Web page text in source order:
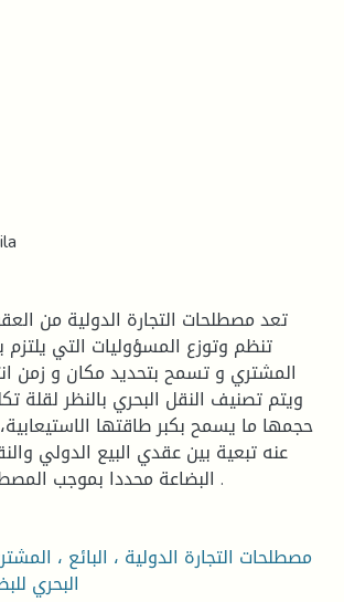
تعد مصطلحات التجارة الدولية من
تنظم وتوزع المسؤوليات التي
المشتري و تسمح بتحديد مكان و زمن
ويتم تصنيف النقل البحري بالنظر لقلة
حجمها ما يسمح بكبر طاقتها
عنه تبعية بين عقدي البيع الدولي
البضاعة محددا بموجب المصطلح التجاري الدولي .
مصطلحات التجارة الدولية ، البائع ،
البحري